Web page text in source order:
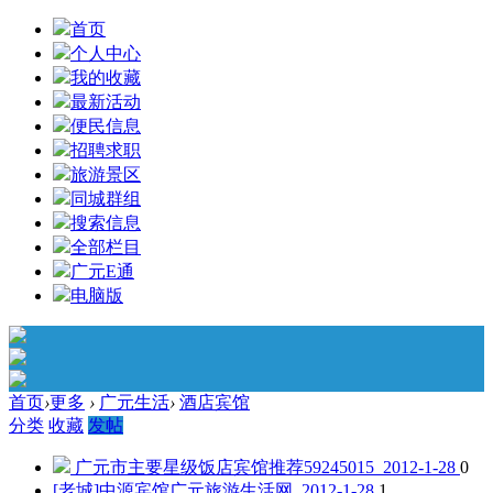
首页
个人中心
我的收藏
最新活动
便民信息
招聘求职
旅游景区
同城群组
搜索信息
全部栏目
广元E通
电脑版
首页›更多 › 广元生活› 酒店宾馆
分类 收藏 发帖
广元市主要星级饭店宾馆推荐59245015 2012-1-28 0